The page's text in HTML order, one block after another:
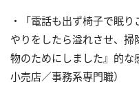
・「電話も出ず椅子で眠
やりをしたら溢れさせ、
物のためにしました』的
小売店／事務系専門職）